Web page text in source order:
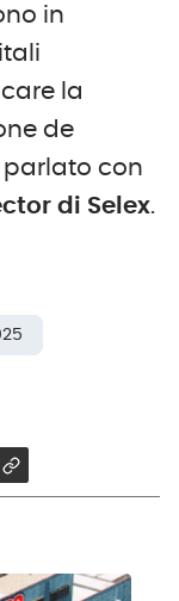
in
la
de
con
di Selex.